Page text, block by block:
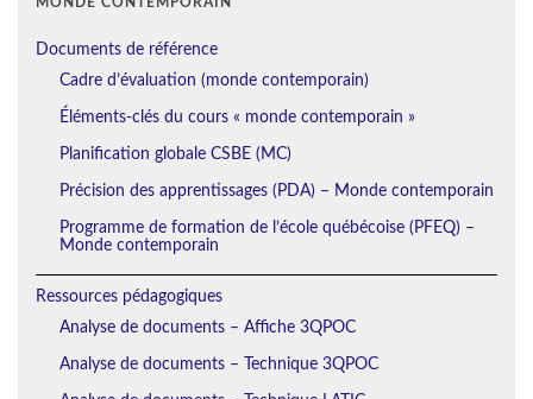
Documents de référence
Cadre d’évaluation (monde contemporain)
Éléments-clés du cours « monde contemporain »
Planification globale CSBE (MC)
Précision des apprentissages (PDA) – Monde contemporain
Programme de formation de l’école québécoise (PFEQ) –
Monde contemporain
Ressources pédagogiques
Analyse de documents – Affiche 3QPOC
Analyse de documents – Technique 3QPOC